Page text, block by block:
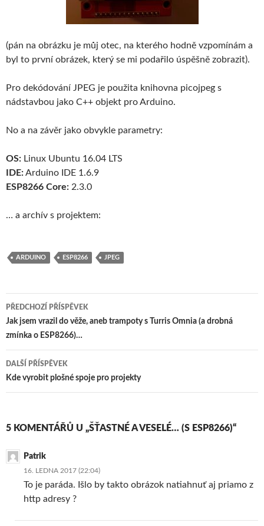
(pán na obrázku je můj otec, na kterého hodně vzpomínám a
byl to první obrázek, který se mi podařilo úspěšně zobrazit).
Pro dekódování JPEG je použita knihovna picojpeg s
nádstavbou jako C++ objekt pro Arduino.
No a na závěr jako obvykle parametry:
OS: Linux Ubuntu 16.04 LTS
IDE:Arduino IDE 1.6.9
ESP8266 Core: 2.3.0
… a archív s projektem:
ARDUINO ESP8266 JPEG
Navigace
pro
PŘEDCHOZÍ PŘÍSPĚVEK
Jak jsem vrazil do věže, aneb trampoty s Turris Omnia (a drobná
zmínka o ESP8266)…
DALŠÍ PŘÍSPĚVEK
Kde vyrobit plošné spoje pro projekty
5 KOMENTÁŘŮ U „ŠŤASTNÉ A VESELÉ… (S ESP8266)“
Patrik
16. LEDNA 2017 (22:04)
To je paráda. Išlo by takto obrázok natiahnuť aj priamo z
http adresy ?